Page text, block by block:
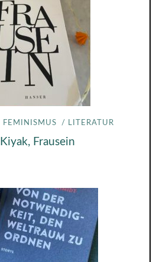
FEMINISMUS LITERATUR
Frausein